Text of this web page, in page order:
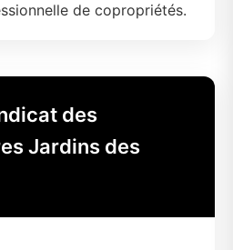
de copropriétés.
des
Jardins des